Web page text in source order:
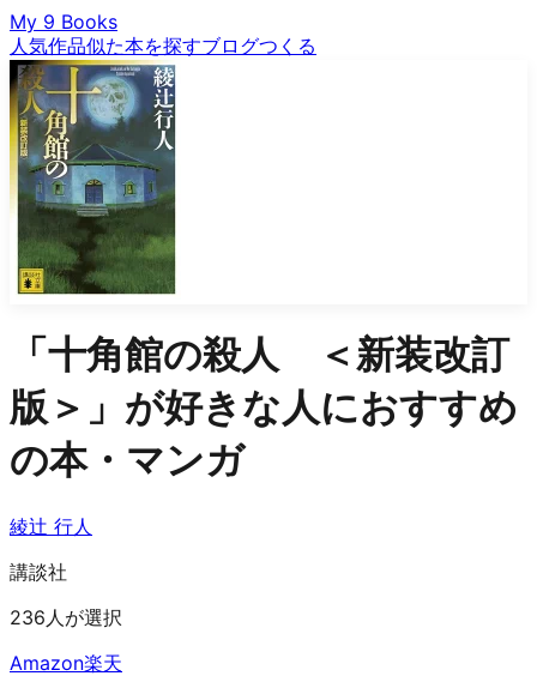
My 9 Books
人気作品似た本を探すブログつくる
「十角館の殺人 ＜新装改訂
版＞ 」が好きな人におすすめ
の本・マンガ
綾辻 行人
講談社
236人が選択
Amazon楽天